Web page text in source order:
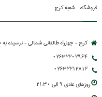
فروشگاه - شعبه کرج
کرج - چهارراه طالقانی شمالی - نرسیده
02632202964
02632212812
روزهاي عادي 9 الي 21:30